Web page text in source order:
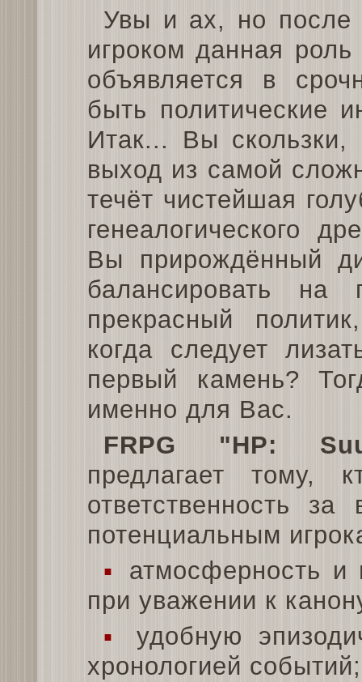
Увы и ах, но после
игроком данная
объявляется в
быть политические
Итак... Вы
выход из самой
течёт чистейшая
генеалогического
Вы прирождённый
балансировать
прекрасный
когда следует
первый камень?
именно для Вас.
FRPG "HP:
предлагает тому,
ответственность
потенциальным
▪
атмосферность и
при уважении к
▪
удобную
хронологией событий;